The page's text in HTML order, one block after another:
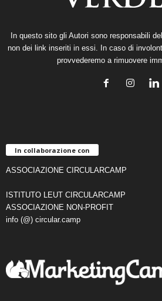
In questo sito gli Autori sono responsabili
non dei link inseriti in essi. In caso di
provvederemo a rimuovere
In collaborazione con
ASSOCIAZIONE CIRCULARCAMP
ISTITUTO LEUT CIRCULARCAMP
ASSOCIAZIONE NON-PROFIT
info (@) circular.camp